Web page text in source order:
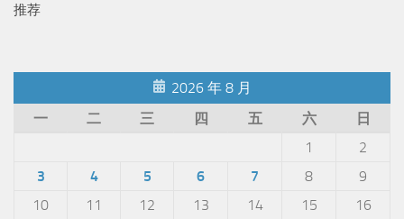
推荐
2026 年 8 月
一
二 三 四 五 六
日
1
2
3
4 5 6 7 8
9
10
11 12 13 14 15
16